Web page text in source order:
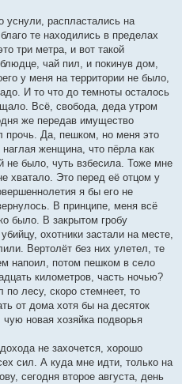
уснули, распластались на
те находились в пределах
три метра, и вот такой
чай пил, и покинув дом,
у меня на территории не было,
И то что до темноты осталось
Всё, свобода, деда утром
же передав имущество
прочь. Да, пешком, но меня это
женщина, что пёрла как
не было, чуть взбесила. Тоже мне
хватало. Это перед её отцом у
я бы его не
В принципе, меня всё
было. В закрытом гробу
охотники застали на месте,
Вертолёт без них улетел, те
напоил, потом пешком в село
километров, часть ночью?
лесу, скоро стемнеет, то
от дома хотя бы на десяток
новая хозяйка подворья
не захочется, хорошо
сил. А куда мне идти, только на
сегодня второе августа, день